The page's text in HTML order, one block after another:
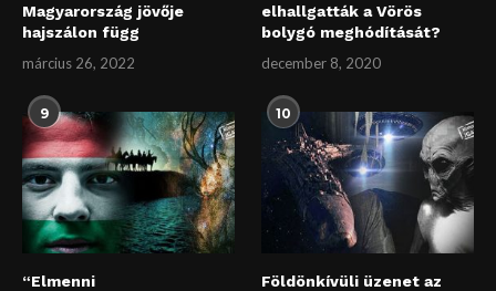
Magyarország jövője
hajszálon függ
március 26, 2022
elhallgatták a Vörös
bolygó meghódítását?
december 8, 2020
9
“Elmenni
10
Földönkívüli üzenet az